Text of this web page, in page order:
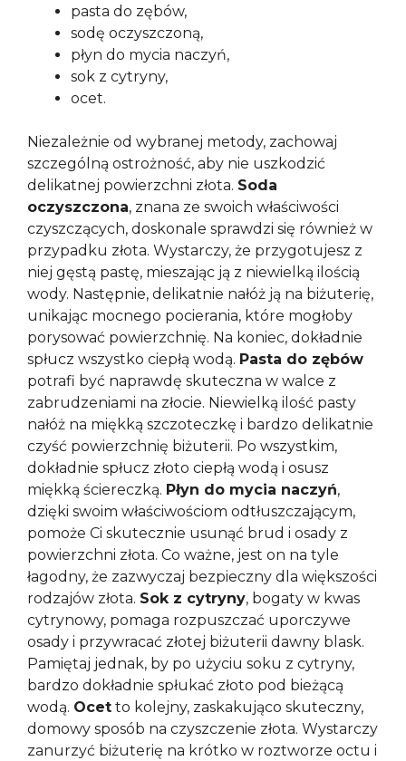
pasta do zębów,
sodę oczyszczoną,
płyn do mycia naczyń,
sok z cytryny,
ocet.
Niezależnie od wybranej metody, zachowaj
szczególną ostrożność, aby nie uszkodzić
delikatnej powierzchni złota. Soda
oczyszczona, znana ze swoich właściwości
czyszczących, doskonale sprawdzi się również w
przypadku złota. Wystarczy, że przygotujesz z
niej gęstą pastę, mieszając ją z niewielką ilością
wody. Następnie, delikatnie nałóż ją na biżuterię,
unikając mocnego pocierania, które mogłoby
porysować powierzchnię. Na koniec, dokładnie
spłucz wszystko ciepłą wodą. Pasta do zębów
potrafi być naprawdę skuteczna w walce z
zabrudzeniami na złocie. Niewielką ilość pasty
nałóż na miękką szczoteczkę i bardzo delikatnie
czyść powierzchnię biżuterii. Po wszystkim,
dokładnie spłucz złoto ciepłą wodą i osusz
miękką ściereczką. Płyn do mycia naczyń,
dzięki swoim właściwościom odtłuszczającym,
pomoże Ci skutecznie usunąć brud i osady z
powierzchni złota. Co ważne, jest on na tyle
łagodny, że zazwyczaj bezpieczny dla większości
rodzajów złota. Sok z cytryny, bogaty w kwas
cytrynowy, pomaga rozpuszczać uporczywe
osady i przywracać złotej biżuterii dawny blask.
Pamiętaj jednak, by po użyciu soku z cytryny,
bardzo dokładnie spłukać złoto pod bieżącą
wodą. Ocet to kolejny, zaskakująco skuteczny,
domowy sposób na czyszczenie złota. Wystarczy
zanurzyć biżuterię na krótko w roztworze octu i